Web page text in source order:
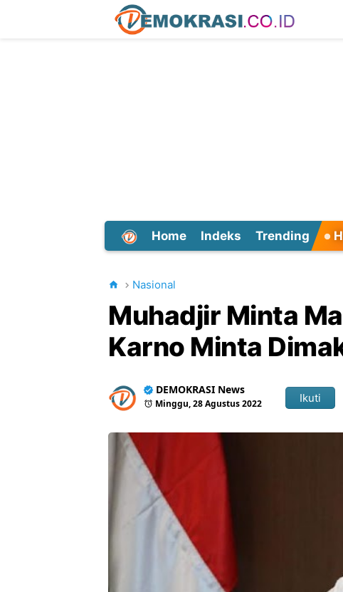
Home Indeks Trending
Nasional
Muhadjir Minta
Karno Minta
DEMOKRASI News
Minggu, 28 Agustus 2022 Ikuti